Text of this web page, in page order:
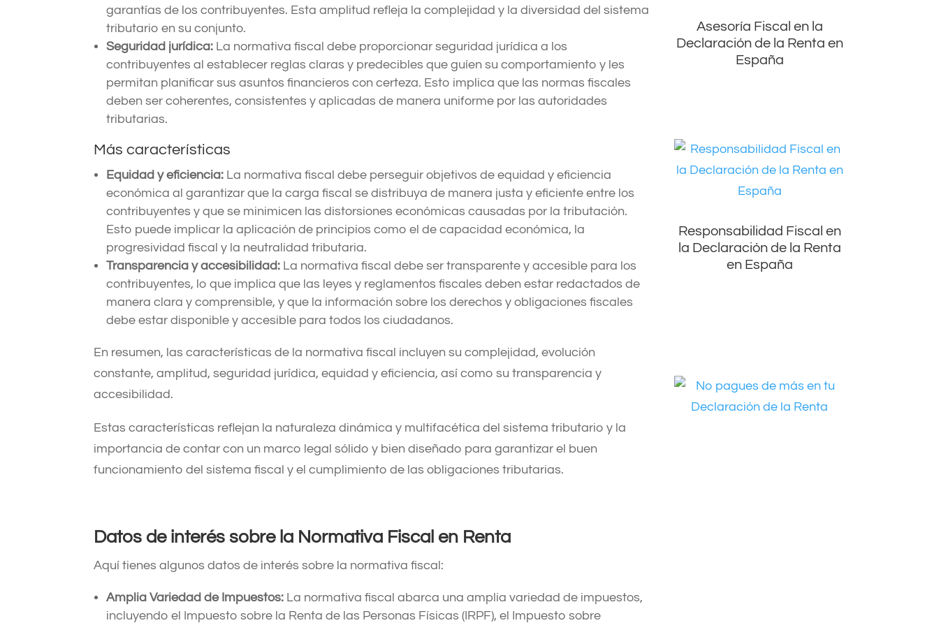
garantías de los contribuyentes. Esta amplitud refleja la complejidad y la diversidad del sistema
tributario en su conjunto.
Seguridad jurídica: La normativa fiscal debe proporcionar seguridad jurídica a los
contribuyentes al establecer reglas claras y predecibles que guíen su comportamiento y les
permitan planificar sus asuntos financieros con certeza. Esto implica que las normas fiscales
deben ser coherentes, consistentes y aplicadas de manera uniforme por las autoridades
tributarias.
Más características
Equidad y eficiencia: La normativa fiscal debe perseguir objetivos de equidad y eficiencia
económica al garantizar que la carga fiscal se distribuya de manera justa y eficiente entre los
contribuyentes y que se minimicen las distorsiones económicas causadas por la tributación.
Esto puede implicar la aplicación de principios como el de capacidad económica, la
progresividad fiscal y la neutralidad tributaria.
Transparencia y accesibilidad: La normativa fiscal debe ser transparente y accesible para los
contribuyentes, lo que implica que las leyes y reglamentos fiscales deben estar redactados de
manera clara y comprensible, y que la información sobre los derechos y obligaciones fiscales
debe estar disponible y accesible para todos los ciudadanos.
En resumen, las características de la normativa fiscal incluyen su complejidad, evolución
constante, amplitud, seguridad jurídica, equidad y eficiencia, así como su transparencia y
accesibilidad.
Estas características reflejan la naturaleza dinámica y multifacética del sistema tributario y la
importancia de contar con un marco legal sólido y bien diseñado para garantizar el buen
funcionamiento del sistema fiscal y el cumplimiento de las obligaciones tributarias.
Datos de interés sobre la Normativa Fiscal en Renta
Aquí tienes algunos datos de interés sobre la normativa fiscal:
Amplia Variedad de Impuestos: La normativa fiscal abarca una amplia variedad de impuestos,
incluyendo el Impuesto sobre la Renta de las Personas Físicas (IRPF), el Impuesto sobre
Asesoría Fiscal en la
Declaración de la Renta en
España
Responsabilidad Fiscal en
la Declaración de la Renta
en España